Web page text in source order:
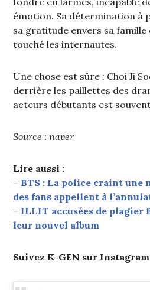
émotion. Sa détermination à
sa gratitude envers sa
touché les internautes.
Une chose est sûre : Choi Ji
derrière les paillettes des
acteurs débutants est
Source : naver
Lire aussi :
– BTS : La police craint une
des fans appellent à
– ILLIT accusées de plagier
leur nouvel album
Suivez K-GEN sur